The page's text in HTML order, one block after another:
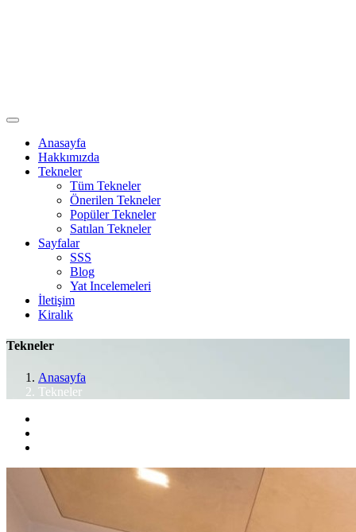
Anasayfa
Hakkımızda
Tekneler
Tüm Tekneler
Önerilen Tekneler
Popüler Tekneler
Satılan Tekneler
Sayfalar
SSS
Blog
Yat Incelemeleri
İletişim
Kiralık
Tekneler
Anasayfa
Tekneler